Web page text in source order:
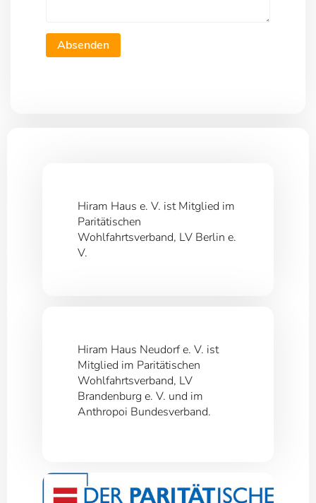
Absenden
Hiram Haus e. V. ist Mitglied im
Paritätischen
Wohlfahrtsverband, LV Berlin e.
V.
Hiram Haus Neudorf e. V. ist
Mitglied im Paritätischen
Wohlfahrtsverband, LV
Brandenburg e. V. und im
Anthropoi Bundesverband.